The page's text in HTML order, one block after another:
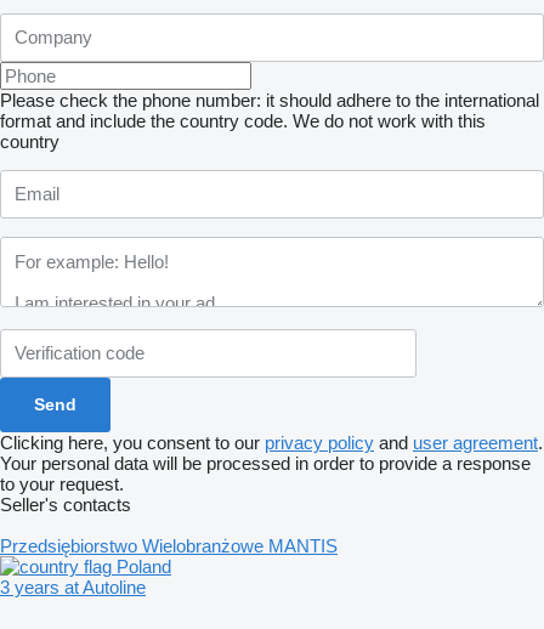
Please check the phone number: it should adhere to the international
format and include the country code. We do not work with this
country
Clicking here, you consent to our privacy policy and user agreement.
Your personal data will be processed in order to provide a response
to your request.
Seller's contacts
Przedsiębiorstwo Wielobranżowe MANTIS
Poland
3 years at Autoline